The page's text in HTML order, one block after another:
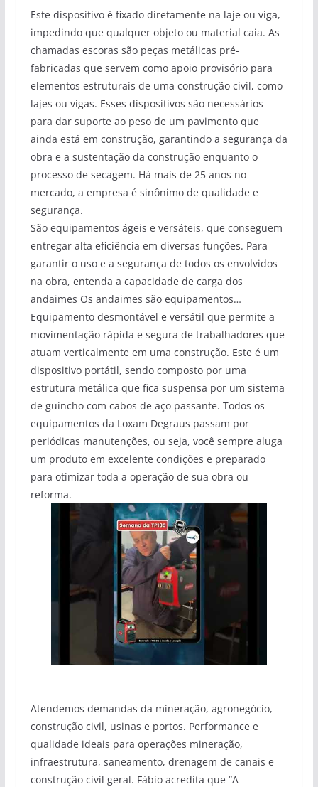
Este dispositivo é fixado diretamente na laje ou viga,
impedindo que qualquer objeto ou material caia. As
chamadas escoras são peças metálicas pré-
fabricadas que servem como apoio provisório para
elementos estruturais de uma construção civil, como
lajes ou vigas. Esses dispositivos são necessários
para dar suporte ao peso de um pavimento que
ainda está em construção, garantindo a segurança da
obra e a sustentação da construção enquanto o
processo de secagem. Há mais de 25 anos no
mercado, a empresa é sinônimo de qualidade e
segurança.
São equipamentos ágeis e versáteis, que conseguem
entregar alta eficiência em diversas funções. Para
garantir o uso e a segurança de todos os envolvidos
na obra, entenda a capacidade de carga dos
andaimes Os andaimes são equipamentos…
Equipamento desmontável e versátil que permite a
movimentação rápida e segura de trabalhadores que
atuam verticalmente em uma construção. Este é um
dispositivo portátil, sendo composto por uma
estrutura metálica que fica suspensa por um sistema
de guincho com cabos de aço passante. Todos os
equipamentos da Loxam Degraus passam por
periódicas manutenções, ou seja, você sempre aluga
um produto em excelente condições e preparado
para otimizar toda a operação de sua obra ou
reforma.
Atendemos demandas da mineração, agronegócio,
construção civil, usinas e portos. Performance e
qualidade ideais para operações mineração,
infraestrutura, saneamento, drenagem de canais e
construção civil geral. Fábio acredita que “A